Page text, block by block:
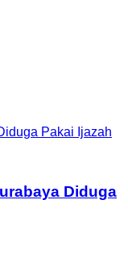
Pakai Ijazah
Diduga